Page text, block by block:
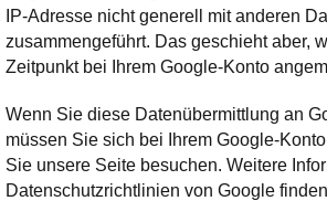
IP-Adresse nicht generell mit anderen
zusammengeführt. Das geschieht aber,
Zeitpunkt bei Ihrem Google-Konto
Wenn Sie diese Datenübermittlung an
müssen Sie sich bei Ihrem Google-
Sie unsere Seite besuchen. Weitere
Datenschutzrichtlinien von Google